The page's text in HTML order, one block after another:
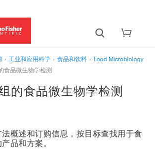
› 工业和应用科学 › 食品和饮料 › Food Microbiology
食品微生物学检测
的食品微生物学检测
境监测
概述和订购信息，按目标查找用于食
品和方案。